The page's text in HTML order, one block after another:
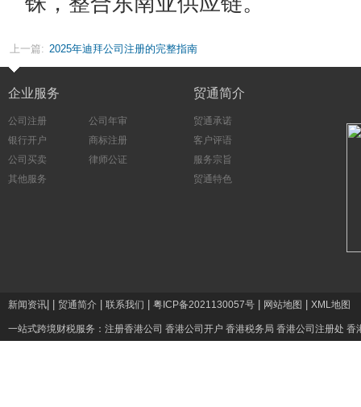
上一篇: 2025年迪拜公司注册的完整指南
企业服务
公司注册
公司年审
银行开户
商标注册
公司买卖
律师公证
其他服务
贸通简介
贸通承诺
客户评语
服务宗旨
贸通特色
新闻资讯 贸通简介 联系我们 粤ICP备2021130057号 网站地图 XML地图
一站式跨境财税服务： 注册香港公司 香港公司开户 香港税务局 香港公司注册处 香